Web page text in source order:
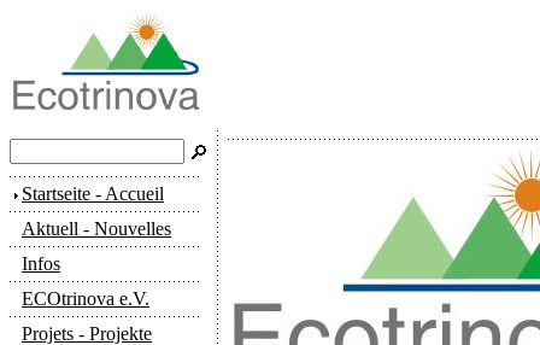
Startseite - Accueil
Aktuell - Nouvelles
Infos
ECOtrinova e.V.
Projets - Projekte